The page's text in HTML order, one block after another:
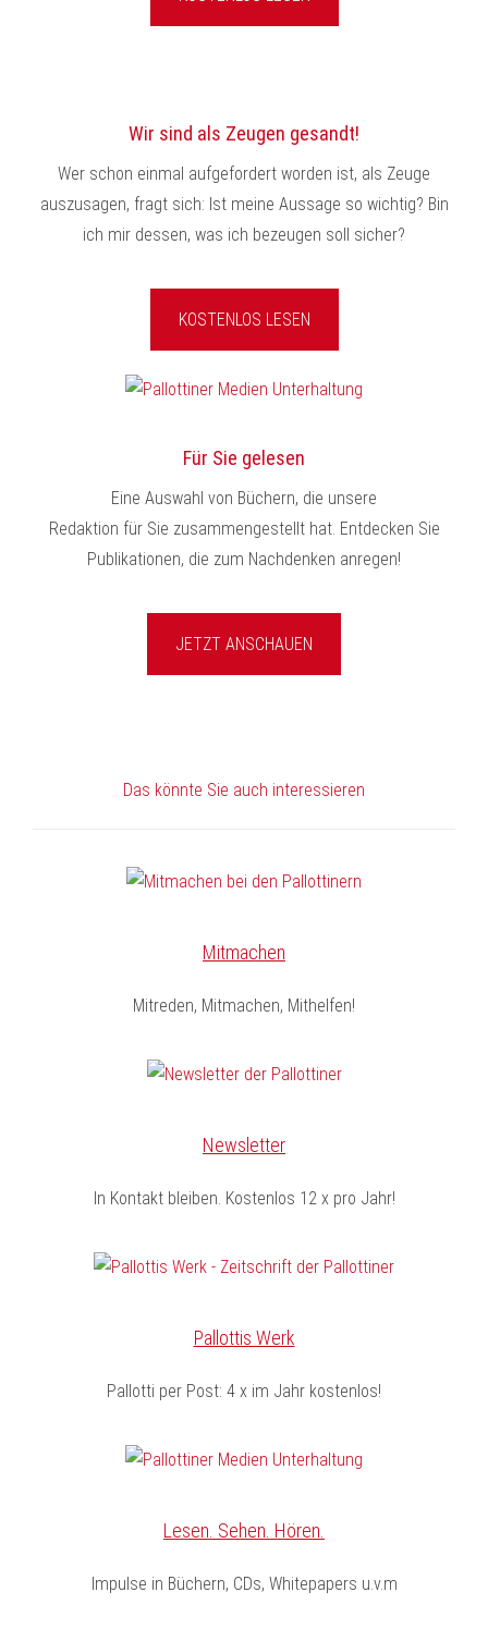
Wir sind als Zeugen gesandt!
Wer schon einmal aufgefordert worden ist, als Zeuge
auszusagen, fragt sich: Ist meine Aussage so wichtig? Bin
ich mir dessen, was ich bezeugen soll sicher?
KOSTENLOS LESEN
Für Sie gelesen
Eine Auswahl von Büchern, die unsere
Redaktion für Sie zusammengestellt hat. Entdecken Sie
Publikationen, die zum Nachdenken anregen!
JETZT ANSCHAUEN
Das könnte Sie auch interessieren
Mitmachen
Mitreden, Mitmachen, Mithelfen!
Newsletter
In Kontakt bleiben. Kostenlos 12 x pro Jahr!
Pallottis Werk
Pallotti per Post: 4 x im Jahr kostenlos!
Lesen. Sehen. Hören.
Impulse in Büchern, CDs, Whitepapers u.v.m